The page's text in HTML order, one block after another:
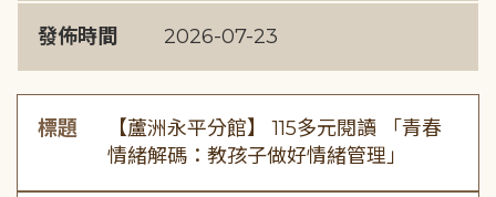
發佈時間 2026-07-23
標題
【蘆洲永平分館】 115多元閱讀 「青春
情緒解碼：教孩子做好情緒管理」